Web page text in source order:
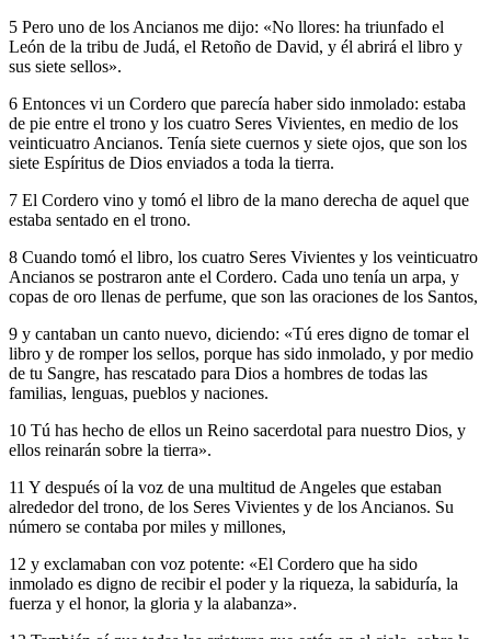
5 Pero uno de los Ancianos me dijo: «No llores: ha triunfado el
León de la tribu de Judá, el Retoño de David, y él abrirá el libro y
sus siete sellos».
6 Entonces vi un Cordero que parecía haber sido inmolado: estaba
de pie entre el trono y los cuatro Seres Vivientes, en medio de los
veinticuatro Ancianos. Tenía siete cuernos y siete ojos, que son los
siete Espíritus de Dios enviados a toda la tierra.
7 El Cordero vino y tomó el libro de la mano derecha de aquel que
estaba sentado en el trono.
8 Cuando tomó el libro, los cuatro Seres Vivientes y los veinticuatro
Ancianos se postraron ante el Cordero. Cada uno tenía un arpa, y
copas de oro llenas de perfume, que son las oraciones de los Santos,
9 y cantaban un canto nuevo, diciendo: «Tú eres digno de tomar el
libro y de romper los sellos, porque has sido inmolado, y por medio
de tu Sangre, has rescatado para Dios a hombres de todas las
familias, lenguas, pueblos y naciones.
10 Tú has hecho de ellos un Reino sacerdotal para nuestro Dios, y
ellos reinarán sobre la tierra».
11 Y después oí la voz de una multitud de Angeles que estaban
alrededor del trono, de los Seres Vivientes y de los Ancianos. Su
número se contaba por miles y millones,
12 y exclamaban con voz potente: «El Cordero que ha sido
inmolado es digno de recibir el poder y la riqueza, la sabiduría, la
fuerza y el honor, la gloria y la alabanza».